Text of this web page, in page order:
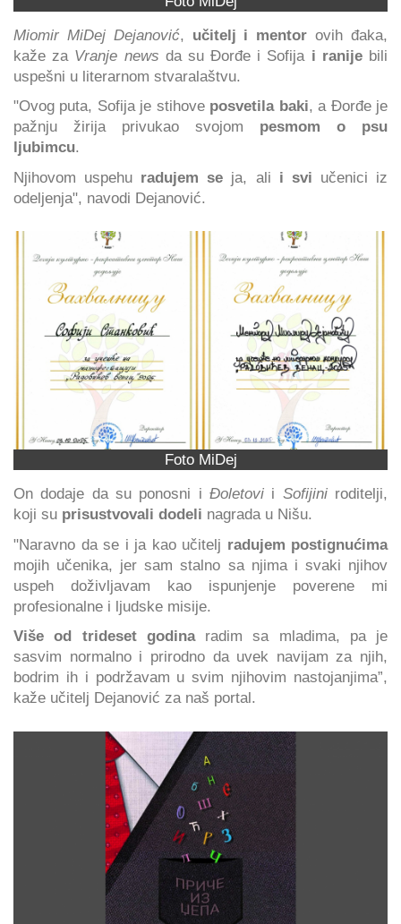
Miomir MiDej Dejanović, učitelj i mentorovih đaka,
kaže za Vranje news da su Đorđe i Sofija i ranijebili
uspešni u literarnom stvaralaštvu.
"Ovog puta, Sofija je stihove posvetila baki, a Đorđe je
pažnju žirija privukao svojom pesmom o psu
ljubimcu.
Njihovom uspehu radujem se ja, ali i svi učenici iz
odeljenja", navodi Dejanović.
Foto MiDej
On dodaje da su ponosni i Đoletovi i Sofijiniroditelji,
koji su prisustvovali dodeli nagrada u Nišu.
"Naravno da se i ja kao učitelj radujem postignućima
mojih učenika, jer sam stalno sa njima i svaki njihov
uspeh doživljavam kao ispunjenje poverene mi
profesionalne i ljudske misije.
Više od trideset godinaradim sa mladima, pa je
sasvim normalno i prirodno da uvek navijam za njih,
bodrim ih i podržavam u svim njihovim nastojanjima”,
kaže učitelj Dejanović za naš portal.